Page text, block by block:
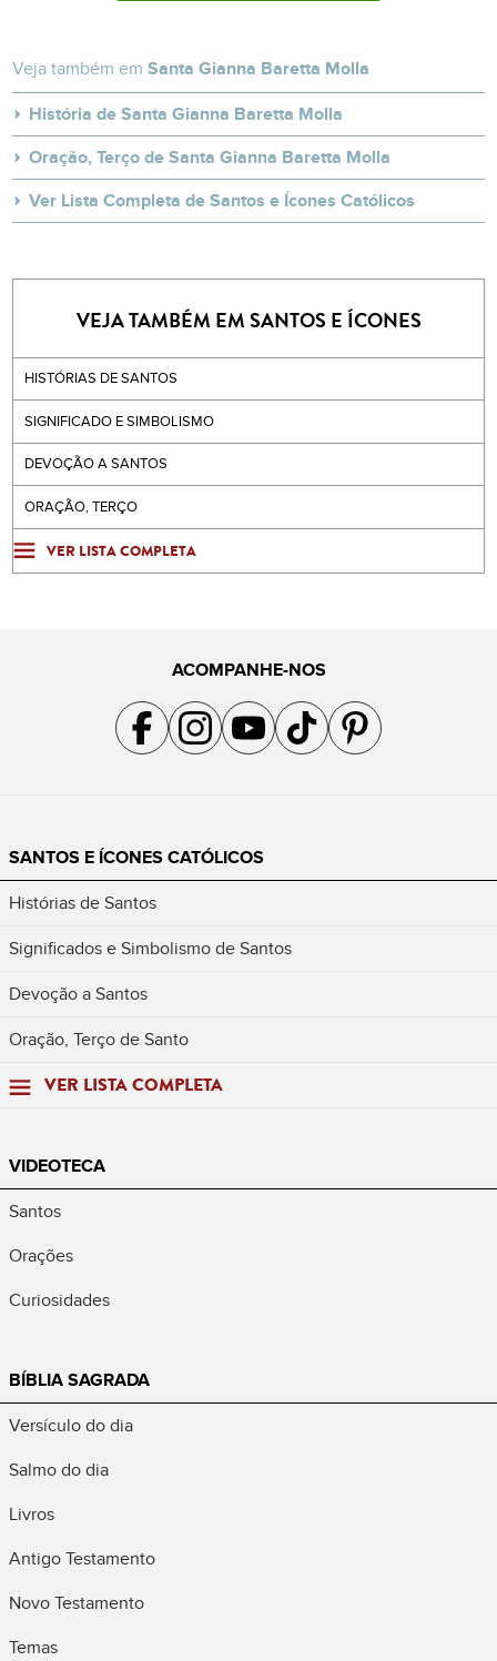
Veja também emSanta Gianna Baretta Molla
História de Santa Gianna Baretta Molla
Oração, Terço de Santa Gianna Baretta Molla
Ver Lista Completa de Santos e Ícones Católicos
VEJA TAMBÉM EM SANTOS E ÍCONES
HISTÓRIAS DE SANTOS
SIGNIFICADO E SIMBOLISMO
DEVOÇÃO A SANTOS
ORAÇÃO, TERÇO
VER LISTA COMPLETA
ACOMPANHE-NOS
Acompanhe a gente no Facebook
Acompanhe a gente no Instagram
Acompanhe a gente no YouTube
Acompanhe a gente no TikTok
Acompanhe a gente no
SANTOS E ÍCONES CATÓLICOS
Histórias de Santos
Significados e Simbolismo de Santos
Devoção a Santos
Oração, Terço de Santo
VER LISTA COMPLETA
VIDEOTECA
Santos
Orações
Curiosidades
BÍBLIA SAGRADA
Versículo do dia
Salmo do dia
Livros
Antigo Testamento
Novo Testamento
Temas